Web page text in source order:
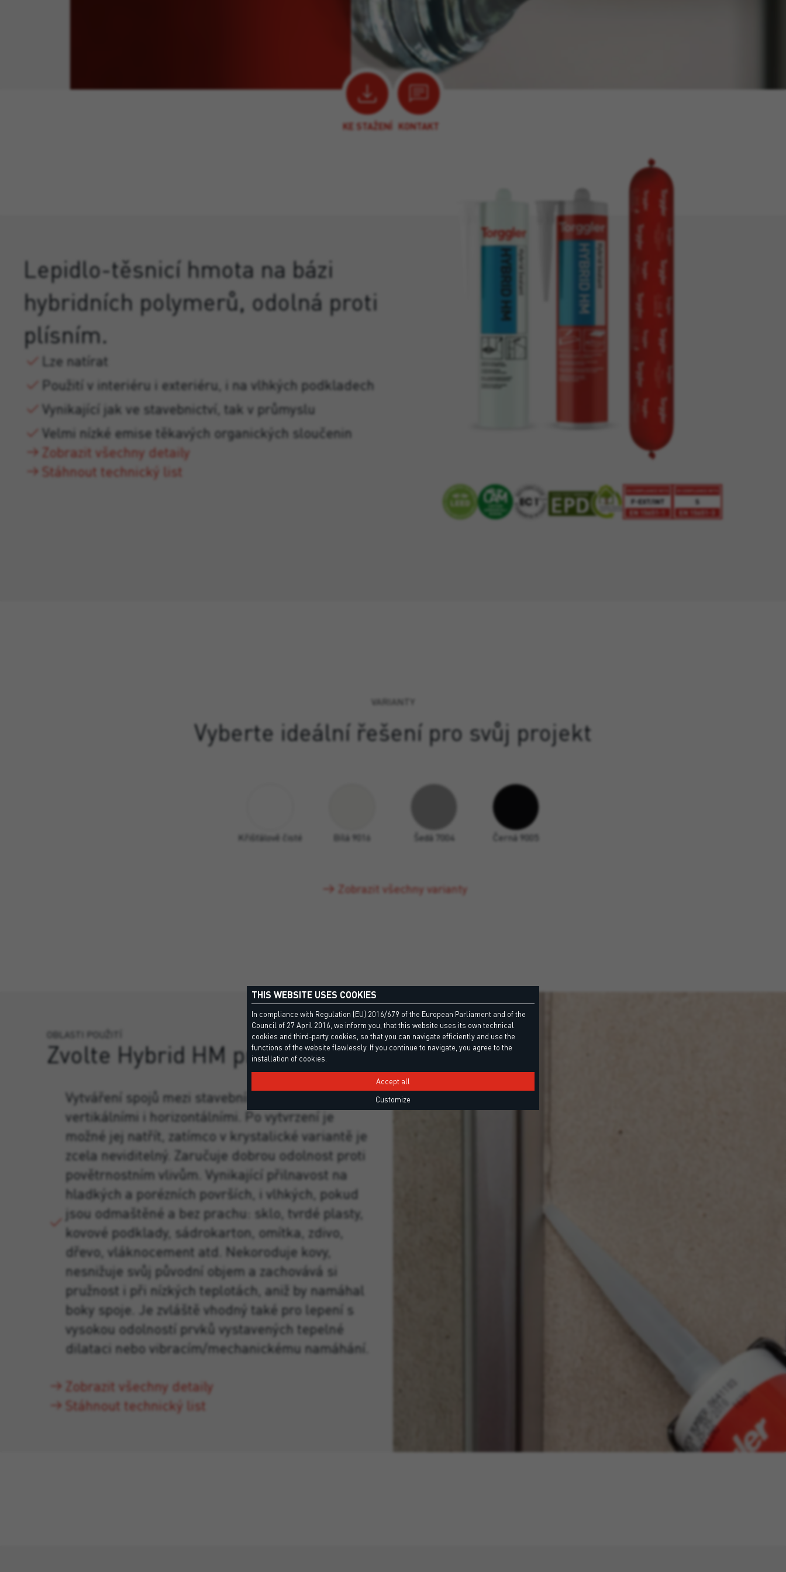
KE STAŽENÍ KONTAKT
Lepidlo-těsnicí hmota na bázi
hybridních polymerů, odolná proti
plísním.
Lze natírat
Použití v interiéru i exteriéru, i na vlhkých podkladech
Vynikající jak ve stavebnictví, tak v průmyslu
Velmi nízké emise těkavých organických sloučenin
Zobrazit všechny detaily
Stáhnout technický list
VARIANTY
Vyberte ideální řešení pro svůj projekt
Křišťálově čisté Bílá 9016 Šedá 7004 Černá 9005
Zobrazit všechny varianty
OBLASTI POUŽITÍ
Zvolte Hybrid HM pro
Vytváření spojů mezi stavebními prvky,
vertikálními i horizontálními. Po vytvrzení je
možné jej natřít, zatímco v krystalické variantě je
zcela neviditelný. Zaručuje dobrou odolnost proti
povětrnostním vlivům. Vynikající přilnavost na
hladkých a porézních površích, i vlhkých, pokud
jsou odmaštěné a bez prachu: sklo, tvrdé plasty,
kovové podklady, sádrokarton, omítka, zdivo,
dřevo, vláknocement atd. Nekoroduje kovy,
nesnižuje svůj původní objem a zachovává si
pružnost i při nízkých teplotách, aniž by namáhal
boky spoje. Je zvláště vhodný také pro lepení s
vysokou odolností prvků vystavených tepelné
dilataci nebo vibracím/mechanickému namáhání.
Zobrazit všechny detaily
Stáhnout technický list
THIS WEBSITE USES COOKIES
In compliance with Regulation (EU) 2016/679 of the European Parliament and of the
Council of 27 April 2016, we inform you, that this website uses its own technical
cookies and third-party cookies, so that you can navigate efficiently and use the
functions of the website flawlessly. If you continue to navigate, you agree to the
installation of cookies.
Accept all
Customize